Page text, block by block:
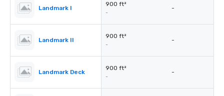
Landmark I
900 ft²
-
-
Landmark II
900 ft²
-
-
Landmark Deck
900 ft²
-
-